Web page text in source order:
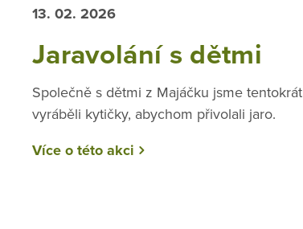
13. 02. 2026
Jaravolání s dětmi
Společně s dětmi z Majáčku jsme tentokrát
vyráběli kytičky, abychom přivolali jaro.
Více o této akci